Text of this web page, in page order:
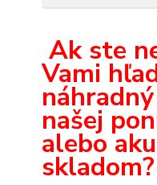
Ak ste
Vami
našej
alebo
skladom?